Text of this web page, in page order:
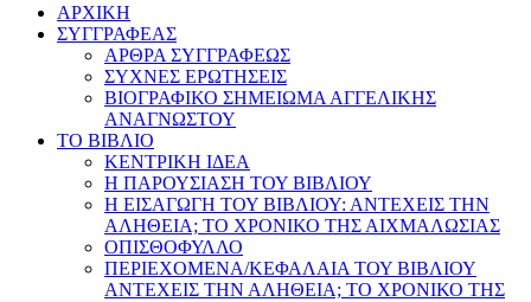
AΡΧΙΚΗ
ΣΥΓΓΡΑΦΕΑΣ
ΑΡΘΡΑ ΣΥΓΓΡΑΦΕΩΣ
ΣΥΧΝΕΣ ΕΡΩΤΗΣΕΙΣ
ΒΙΟΓΡΑΦΙΚΟ ΣΗΜΕΙΩΜΑ ΑΓΓΕΛΙΚΗΣ
ΑΝΑΓΝΩΣΤΟΥ
ΤΟ ΒΙΒΛΙΟ
ΚΕΝΤΡΙΚΗ ΙΔΕΑ
Η ΠΑΡΟΥΣΙΑΣΗ ΤΟΥ ΒΙΒΛΙΟΥ
Η ΕΙΣΑΓΩΓΗ ΤΟΥ ΒΙΒΛΙΟΥ: ΑΝΤΕΧΕΙΣ ΤΗΝ
ΑΛΗΘΕΙΑ; ΤΟ ΧΡΟΝΙΚΟ ΤΗΣ ΑΙΧΜΑΛΩΣΙΑΣ
ΟΠΙΣΘΟΦΥΛΛΟ
ΠΕΡΙΕΧΟΜΕΝΑ/ΚΕΦΑΛΑΙΑ ΤΟΥ ΒΙΒΛΙΟΥ
ΑΝΤΕΧΕΙΣ ΤΗΝ ΑΛΗΘΕΙΑ; ΤΟ ΧΡΟΝΙΚΟ ΤΗΣ